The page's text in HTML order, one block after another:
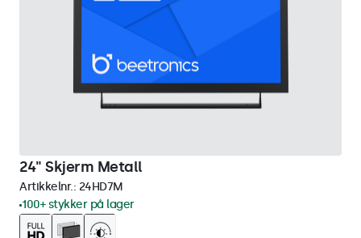
24" Skjerm Metall
Artikkelnr.: 24HD7M
100+ stykker på lager